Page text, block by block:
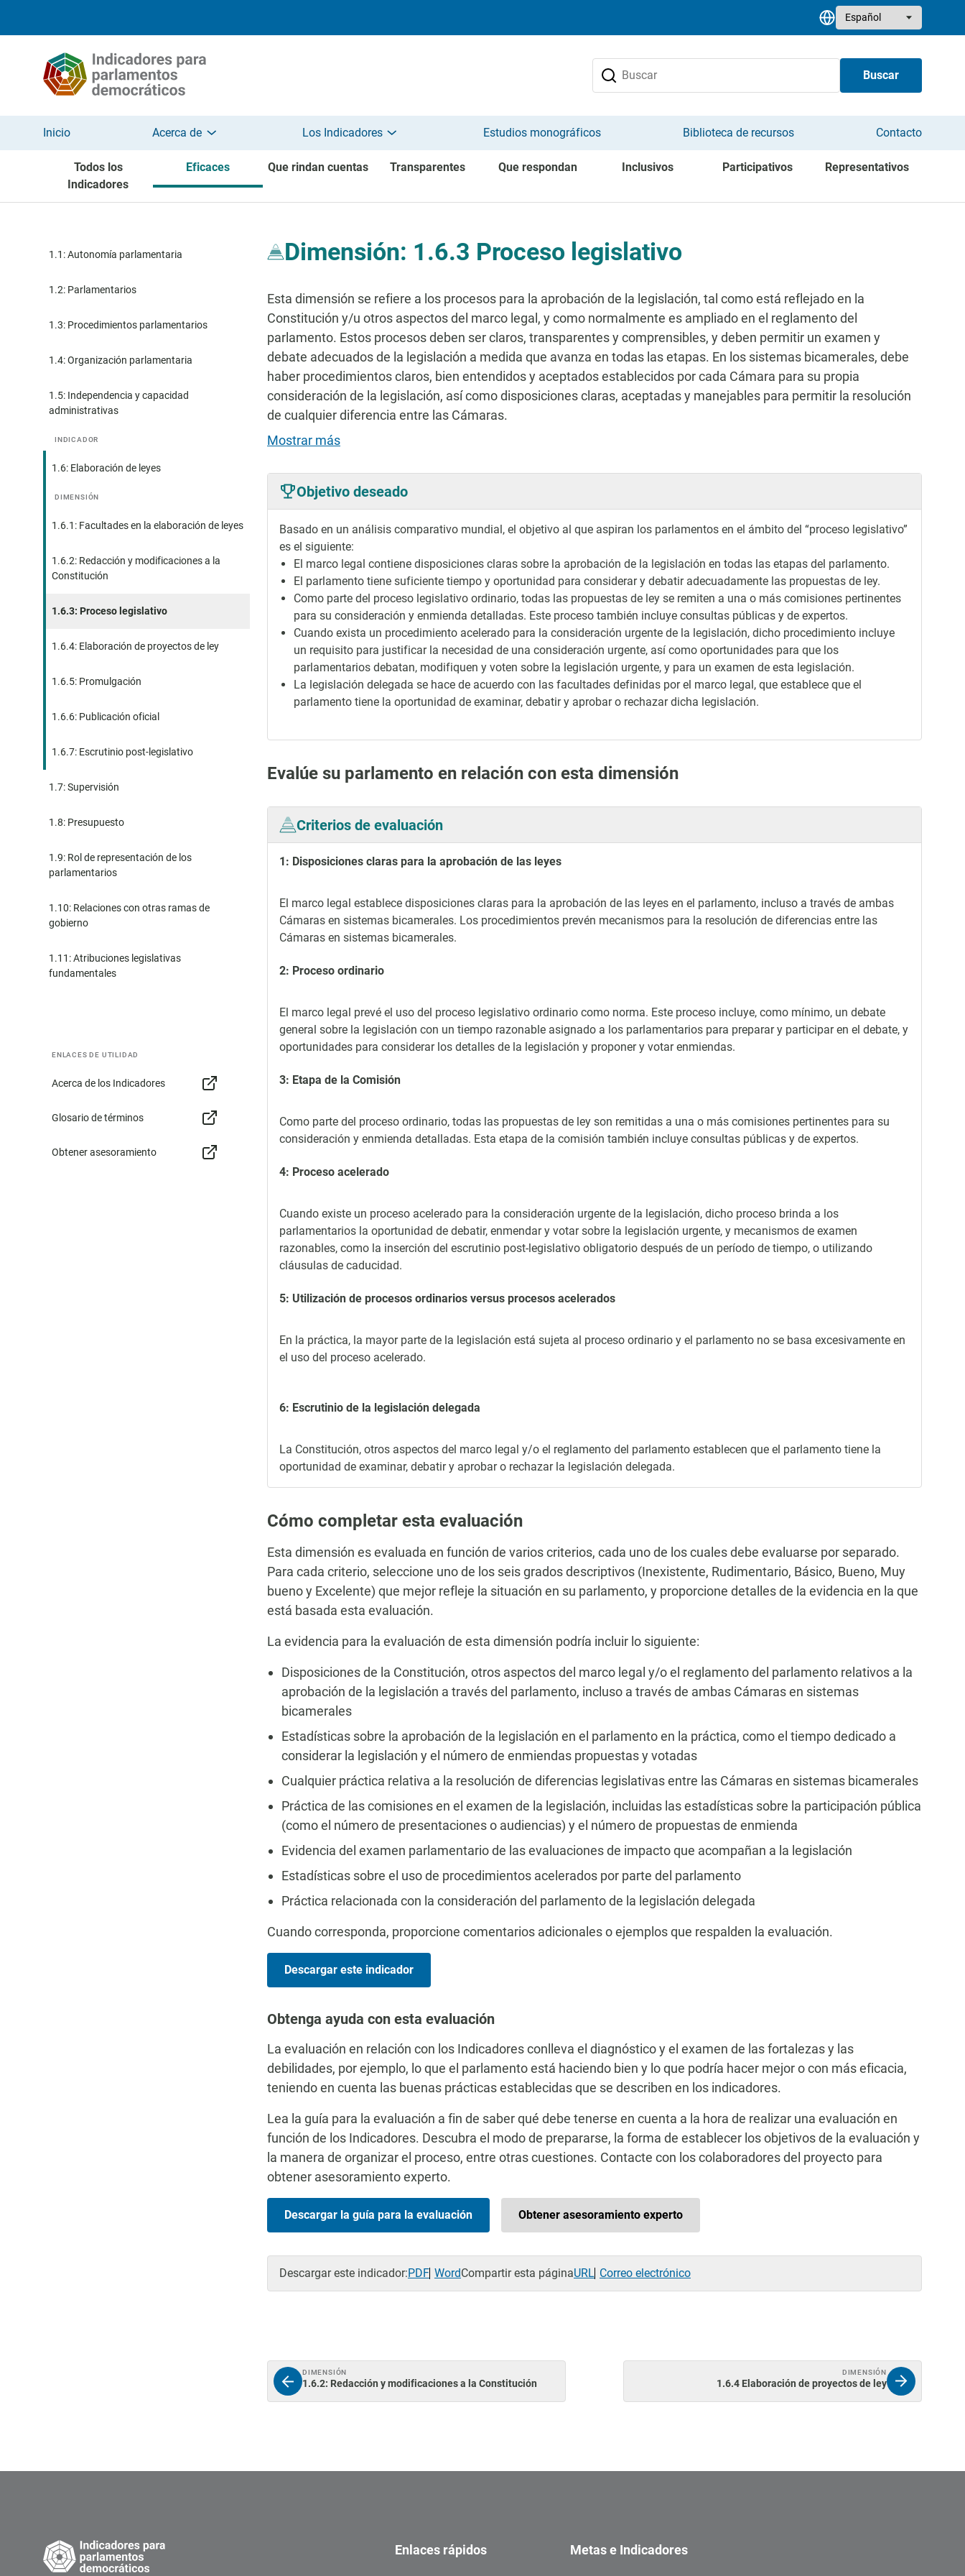
Select your language
Buscar
Inicio Acerca de Los Indicadores Estudios monográficos Biblioteca de recursos Contacto
Todos los
Indicadores
Eficaces Que rindan cuentas Transparentes Que respondan Inclusivos Participativos Representativos
1.1: Autonomía parlamentaria
1.2: Parlamentarios
1.3: Procedimientos parlamentarios
1.4: Organización parlamentaria
1.5: Independencia y capacidad
administrativas
INDICADOR
1.6: Elaboración de leyes
DIMENSIÓN
1.6.1: Facultades en la elaboración de leyes
1.6.2: Redacción y modificaciones a la
Constitución
1.6.3: Proceso legislativo
1.6.4: Elaboración de proyectos de ley
1.6.5: Promulgación
1.6.6: Publicación oficial
1.6.7: Escrutinio post-legislativo
1.7: Supervisión
1.8: Presupuesto
1.9: Rol de representación de los
parlamentarios
1.10: Relaciones con otras ramas de
gobierno
1.11: Atribuciones legislativas
fundamentales
ENLACES DE UTILIDAD
Acerca de los Indicadores
Glosario de términos
Obtener asesoramiento
Dimensión: 1.6.3 Proceso legislativo
Esta dimensión se refiere a los procesos para la aprobación de la legislación, tal como está reflejado en la
Constitución y/u otros aspectos del marco legal, y como normalmente es ampliado en el reglamento del
parlamento. Estos procesos deben ser claros, transparentes y comprensibles, y deben permitir un examen y
debate adecuados de la legislación a medida que avanza en todas las etapas. En los sistemas bicamerales, debe
haber procedimientos claros, bien entendidos y aceptados establecidos por cada Cámara para su propia
consideración de la legislación, así como disposiciones claras, aceptadas y manejables para permitir la resolución
de cualquier diferencia entre las Cámaras.
Mostrar más
Objetivo deseado
Basado en un análisis comparativo mundial, el objetivo al que aspiran los parlamentos en el ámbito del “proceso legislativo”
es el siguiente:
El marco legal contiene disposiciones claras sobre la aprobación de la legislación en todas las etapas del parlamento.
El parlamento tiene suficiente tiempo y oportunidad para considerar y debatir adecuadamente las propuestas de ley.
Como parte del proceso legislativo ordinario, todas las propuestas de ley se remiten a una o más comisiones pertinentes
para su consideración y enmienda detalladas. Este proceso también incluye consultas públicas y de expertos.
Cuando exista un procedimiento acelerado para la consideración urgente de la legislación, dicho procedimiento incluye
un requisito para justificar la necesidad de una consideración urgente, así como oportunidades para que los
parlamentarios debatan, modifiquen y voten sobre la legislación urgente, y para un examen de esta legislación.
La legislación delegada se hace de acuerdo con las facultades definidas por el marco legal, que establece que el
parlamento tiene la oportunidad de examinar, debatir y aprobar o rechazar dicha legislación.
Evalúe su parlamento en relación con esta dimensión
Criterios de evaluación
1: Disposiciones claras para la aprobación de las leyes
El marco legal establece disposiciones claras para la aprobación de las leyes en el parlamento, incluso a través de ambas
Cámaras en sistemas bicamerales. Los procedimientos prevén mecanismos para la resolución de diferencias entre las
Cámaras en sistemas bicamerales.
2: Proceso ordinario
El marco legal prevé el uso del proceso legislativo ordinario como norma. Este proceso incluye, como mínimo, un debate
general sobre la legislación con un tiempo razonable asignado a los parlamentarios para preparar y participar en el debate, y
oportunidades para considerar los detalles de la legislación y proponer y votar enmiendas.
3: Etapa de la Comisión
Como parte del proceso ordinario, todas las propuestas de ley son remitidas a una o más comisiones pertinentes para su
consideración y enmienda detalladas. Esta etapa de la comisión también incluye consultas públicas y de expertos.
4: Proceso acelerado
Cuando existe un proceso acelerado para la consideración urgente de la legislación, dicho proceso brinda a los
parlamentarios la oportunidad de debatir, enmendar y votar sobre la legislación urgente, y mecanismos de examen
razonables, como la inserción del escrutinio post-legislativo obligatorio después de un período de tiempo, o utilizando
cláusulas de caducidad.
5: Utilización de procesos ordinarios versus procesos acelerados
En la práctica, la mayor parte de la legislación está sujeta al proceso ordinario y el parlamento no se basa excesivamente en
el uso del proceso acelerado.
6: Escrutinio de la legislación delegada
La Constitución, otros aspectos del marco legal y/o el reglamento del parlamento establecen que el parlamento tiene la
oportunidad de examinar, debatir y aprobar o rechazar la legislación delegada.
Cómo completar esta evaluación
Esta dimensión es evaluada en función de varios criterios, cada uno de los cuales debe evaluarse por separado.
Para cada criterio, seleccione uno de los seis grados descriptivos (Inexistente, Rudimentario, Básico, Bueno, Muy
bueno y Excelente) que mejor refleje la situación en su parlamento, y proporcione detalles de la evidencia en la que
está basada esta evaluación.
La evidencia para la evaluación de esta dimensión podría incluir lo siguiente:
Disposiciones de la Constitución, otros aspectos del marco legal y/o el reglamento del parlamento relativos a la
aprobación de la legislación a través del parlamento, incluso a través de ambas Cámaras en sistemas
bicamerales
Estadísticas sobre la aprobación de la legislación en el parlamento en la práctica, como el tiempo dedicado a
considerar la legislación y el número de enmiendas propuestas y votadas
Cualquier práctica relativa a la resolución de diferencias legislativas entre las Cámaras en sistemas bicamerales
Práctica de las comisiones en el examen de la legislación, incluidas las estadísticas sobre la participación pública
(como el número de presentaciones o audiencias) y el número de propuestas de enmienda
Evidencia del examen parlamentario de las evaluaciones de impacto que acompañan a la legislación
Estadísticas sobre el uso de procedimientos acelerados por parte del parlamento
Práctica relacionada con la consideración del parlamento de la legislación delegada
Cuando corresponda, proporcione comentarios adicionales o ejemplos que respalden la evaluación.
Descargar este indicador
Obtenga ayuda con esta evaluación
La evaluación en relación con los Indicadores conlleva el diagnóstico y el examen de las fortalezas y las
debilidades, por ejemplo, lo que el parlamento está haciendo bien y lo que podría hacer mejor o con más eficacia,
teniendo en cuenta las buenas prácticas establecidas que se describen en los indicadores.
Lea la guía para la evaluación a fin de saber qué debe tenerse en cuenta a la hora de realizar una evaluación en
función de los Indicadores. Descubra el modo de prepararse, la forma de establecer los objetivos de la evaluación y
la manera de organizar el proceso, entre otras cuestiones. Contacte con los colaboradores del proyecto para
obtener asesoramiento experto.
Descargar la guía para la evaluación Obtener asesoramiento experto
Descargar este indicador:PDF WordCompartir esta páginaURL Correo electrónico
DIMENSIÓN
1.6.2: Redacción y modificaciones a la Constitución
DIMENSIÓN
1.6.4 Elaboración de proyectos de ley
Enlaces rápidos Metas e Indicadores